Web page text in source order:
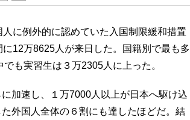
に例外的に認めていた入国制限緩和措置
12万8625人が来日した。国籍別で最も多
も実習生は３万2305人に上った。
加速し、１万7000人以上が日本へ駆け込
外国人全体の６割にも達したほどだ。結